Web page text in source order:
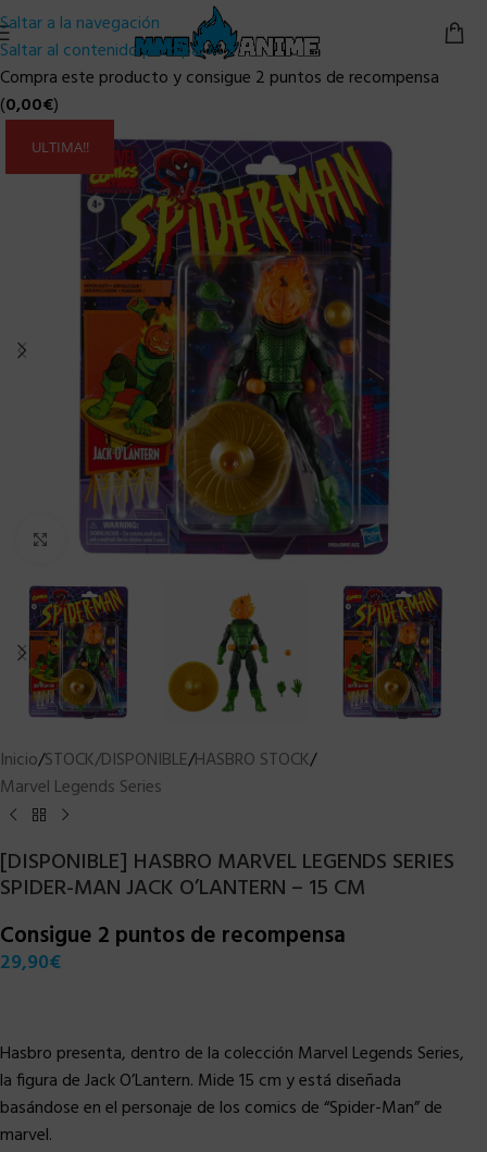
Saltar a la navegación
Saltar al contenido principal
Compra este producto y consigue 2 puntos de recompensa
(0,00€)
ULTIMA!!
Clic para ampliar
Inicio/STOCK/DISPONIBLE/HASBRO STOCK/
Marvel Legends Series
[DISPONIBLE] HASBRO MARVEL LEGENDS SERIES
SPIDER-MAN JACK O’LANTERN – 15 CM
Consigue 2 puntos de recompensa
29,90€
Hasbro presenta, dentro de la colección Marvel Legends Series,
la figura de Jack O’Lantern. Mide 15 cm y está diseñada
basándose en el personaje de los comics de “Spider-Man” de
marvel.